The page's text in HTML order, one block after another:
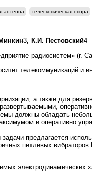
антенна телескопическая опора
3, К.И. Пестовский4
радиосистем» (г.
телекоммуникаций и
а также для
должны обладать
и оперативно
предлагается
петлевых
электродинамических